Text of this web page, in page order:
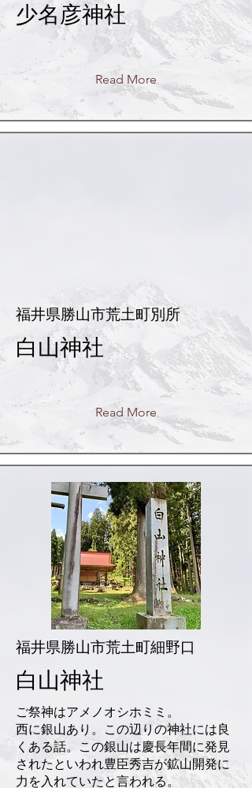
少名彦神社
Read More
福井県勝山市荒土町別所
白山神社
Read More
福井県勝山市荒土町細野口
白山神社
ご祭神はアメノオシホミミ。
西に銀山あり。この辺りの神社には良
くある話。この銀山は慶長年間に発見
されたといわれ豊臣秀吉が鉱山開発に
力を入れていたと言われる。